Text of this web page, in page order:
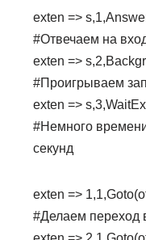
exten =>
#Отвечаем на
exten =>
#Проигрываем
exten =>
#Немного
секунд
exten =>
#Делаем переход